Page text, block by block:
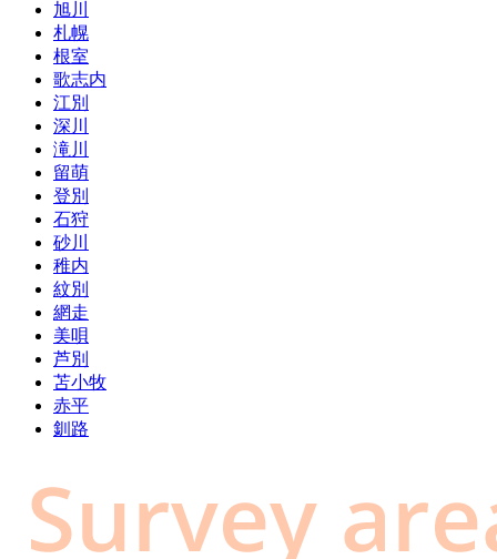
旭川
札幌
根室
歌志内
江別
深川
滝川
留萌
登別
石狩
砂川
稚内
紋別
網走
美唄
芦別
苫小牧
赤平
釧路